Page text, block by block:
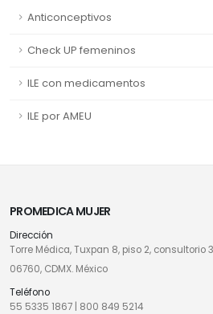
Anticonceptivos
Check UP femeninos
ILE con medicamentos
ILE por AMEU
PROMEDICA MUJER
Dirección
Torre Médica, Tuxpan 8, piso 2, consultorio
06760, CDMX. México
Teléfono
55 5335 1867
800 849 5214